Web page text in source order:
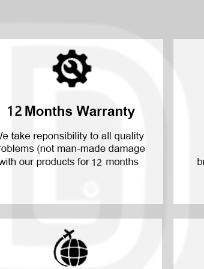
bank transfer